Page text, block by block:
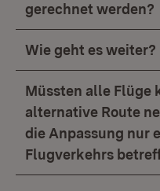
gerechnet werden?
Wie geht es weiter?
Müssten alle Flüge
alternative Route
die Anpassung nur
Flugverkehrs